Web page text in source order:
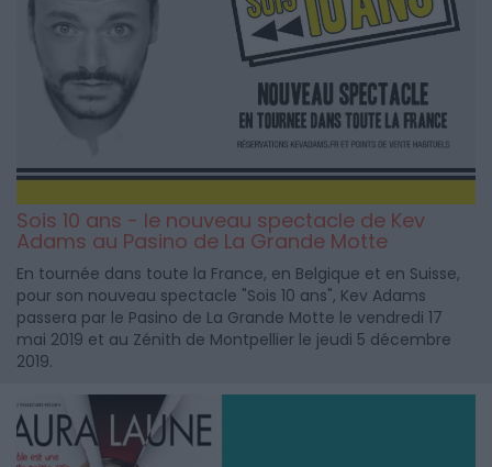
Sois 10 ans - le nouveau spectacle de Kev
Adams au Pasino de La Grande Motte
En tournée dans toute la France, en Belgique et en Suisse,
pour son nouveau spectacle "Sois 10 ans", Kev Adams
passera par le Pasino de La Grande Motte le vendredi 17
mai 2019 et au Zénith de Montpellier le jeudi 5 décembre
2019.